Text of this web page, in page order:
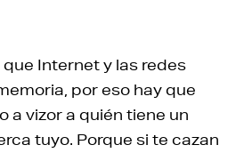
que Internet y las redes
por eso hay que
a vizor a quién tiene un
tuyo. Porque si te cazan